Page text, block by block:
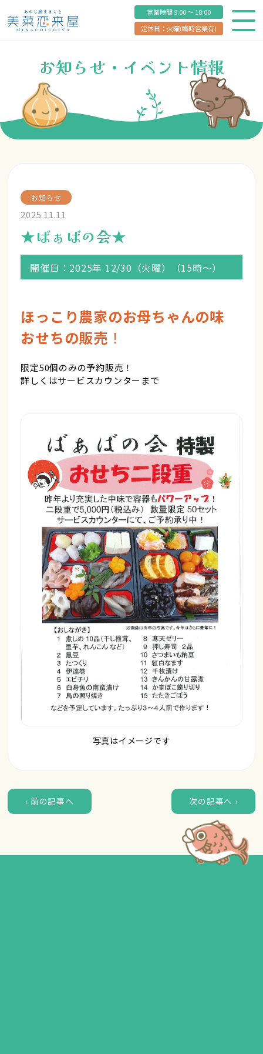
営業時間 9:00 ～ 18:00
定休日：火曜(臨時営業有)
お知らせ・イベント情報
お知らせ
2025.11.11
★ばぁばの会★
開催日：2025年 12/30（火曜）（15時～）
ほっこり農家のお母ちゃんの味
おせちの販売 ！
限定50個のみの予約販売！
詳しくはサービスカウンターまで
写真はイメージです
‹ 前の記事へ 次の記事へ ›